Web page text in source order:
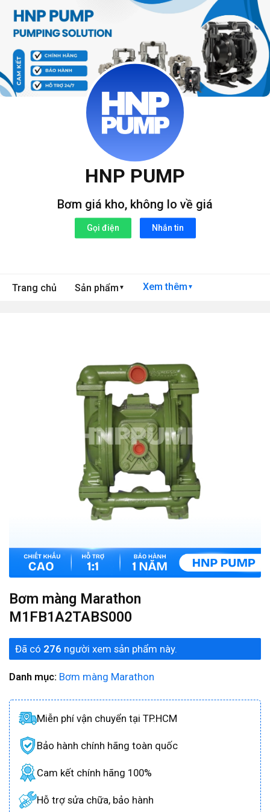
qua
dung
HNP PUMP
Bơm giá kho, không lo về giá
Gọi điện Nhắn tin
Trang chủ Sản phẩm ▼ Xem thêm ▼
Bơm màng Marathon
M1FB1A2TABS000
Đã có 276 người xem sản phẩm này.
Danh mục: Bơm màng Marathon
Miễn phí vận chuyển tại TP.HCM
Bảo hành chính hãng toàn quốc
Cam kết chính hãng 100%
Hỗ trợ sửa chữa, bảo hành